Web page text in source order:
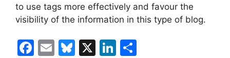
to use tags more effectively and favour the
visibility of the information in this type of blog.
F
E
Bl X
Li